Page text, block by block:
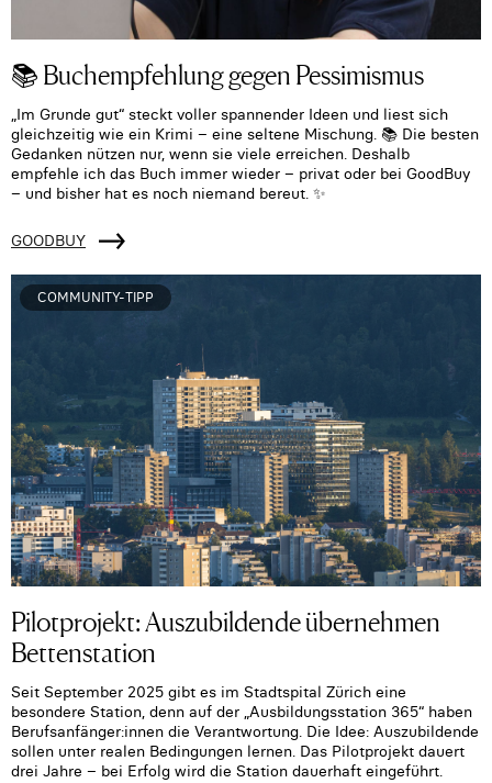
📚 Buchempfehlung gegen Pessimismus
„Im Grunde gut“ steckt voller spannender Ideen und liest sich
gleichzeitig wie ein Krimi – eine seltene Mischung. 📚 Die besten
Gedanken nützen nur, wenn sie viele erreichen. Deshalb
empfehle ich das Buch immer wieder – privat oder bei GoodBuy
– und bisher hat es noch niemand bereut. ✨
GOODBUY
COMMUNITY-TIPP
Pilotprojekt: Auszubildende übernehmen
Bettenstation
Seit September 2025 gibt es im Stadtspital Zürich eine
besondere Station, denn auf der „Ausbildungsstation 365“ haben
Berufsanfänger:innen die Verantwortung. Die Idee: Auszubildende
sollen unter realen Bedingungen lernen. Das Pilotprojekt dauert
drei Jahre – bei Erfolg wird die Station dauerhaft eingeführt.